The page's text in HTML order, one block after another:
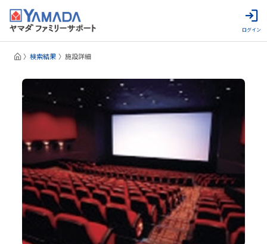
ログイン
検索結果 施設詳細